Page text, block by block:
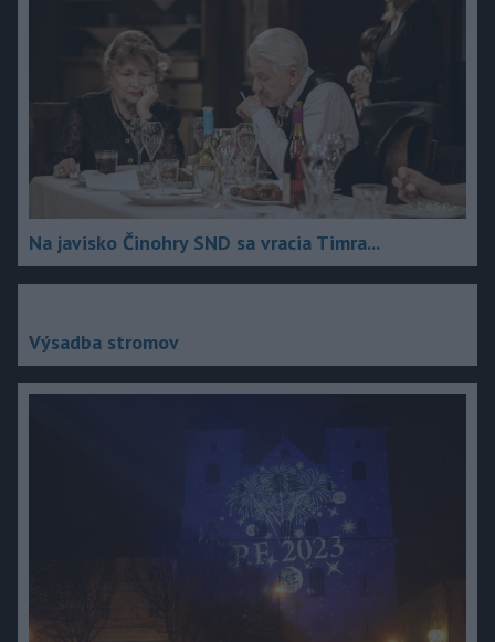
Na javisko Činohry SND sa vracia Timra...
Výsadba stromov